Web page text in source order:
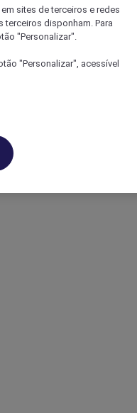
sites de terceiros e redes
disponham. Para
"Personalizar".
"Personalizar", acessível